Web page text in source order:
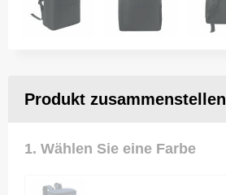
Produkt zusammenstellen
1. Wählen Sie eine Farbe